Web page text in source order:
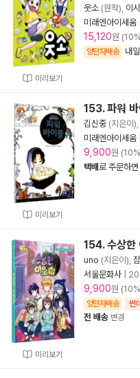
미리보기
웃소 (원작), 이
미래엔아이세움
15,120원
양탄자배송 내
미리보기
153. 파워
김신중 (지은이),
미래엔아이세움
9,900원
택배로 주문하면
미리보기
154. 수상한
uno (지은이),
서울문화사
9,900원
양탄자배송 썬
전 배송 변경